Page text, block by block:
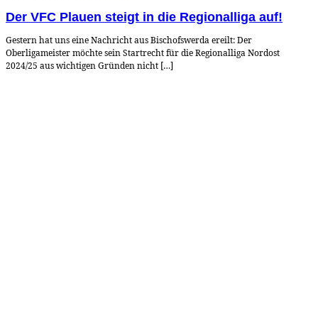
Der VFC Plauen steigt in die Regionalliga auf!
Gestern hat uns eine Nachricht aus Bischofswerda ereilt: Der
Oberligameister möchte sein Startrecht für die Regionalliga Nordost
2024/25 aus wichtigen Gründen nicht […]